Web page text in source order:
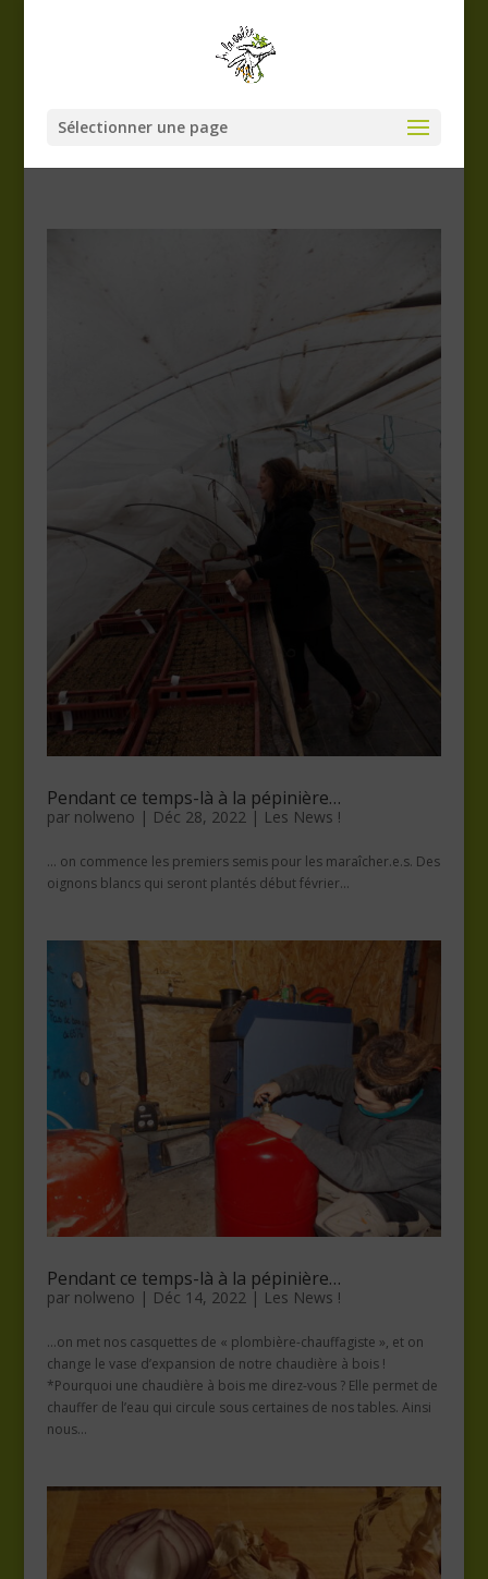
Sélectionner une page
Pendant ce temps-là à la pépinière…
par nolweno | Déc 28, 2022| Les News !
… on commence les premiers semis pour les maraîcher.e.s. Des
oignons blancs qui seront plantés début février...
Pendant ce temps-là à la pépinière…
par nolweno | Déc 14, 2022| Les News !
…on met nos casquettes de « plombière-chauffagiste », et on
change le vase d’expansion de notre chaudière à bois !
*Pourquoi une chaudière à bois me direz-vous ? Elle permet de
chauffer de l’eau qui circule sous certaines de nos tables. Ainsi
nous...